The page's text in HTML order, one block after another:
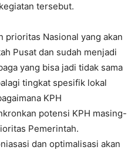
tersebut.
prioritas Nasional yang akan
Pusat dan sudah menjadi
yang bisa jadi tidak sama
tingkat spesifik lokal
KPH
potensi KPH masing-
Pemerintah.
dan optimalisasi akan